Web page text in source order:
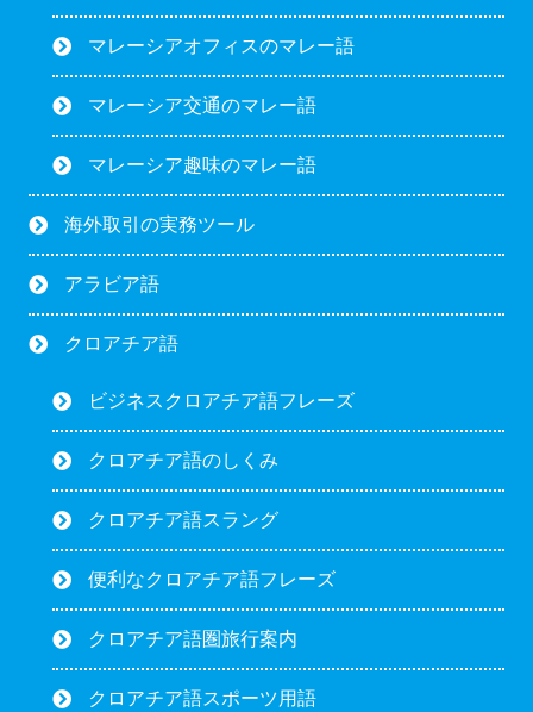
マレーシアオフィスのマレー語
マレーシア交通のマレー語
マレーシア趣味のマレー語
海外取引の実務ツール
アラビア語
クロアチア語
ビジネスクロアチア語フレーズ
クロアチア語のしくみ
クロアチア語スラング
便利なクロアチア語フレーズ
クロアチア語圏旅行案内
クロアチア語スポーツ用語